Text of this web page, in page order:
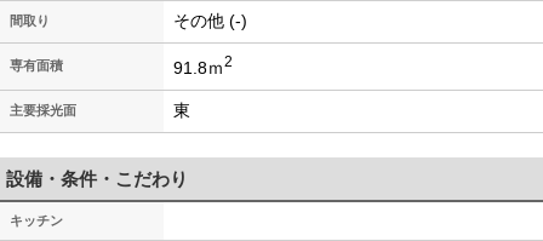
間取り その他 (-)
専有面積 91.8ｍ2
主要採光面 東
設備・条件・こだわり
キッチン